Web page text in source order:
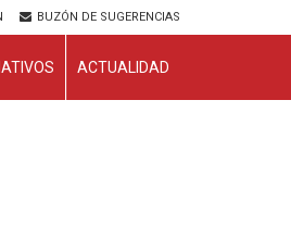
BUZÓN DE SUGERENCIAS
ACTUALIDAD